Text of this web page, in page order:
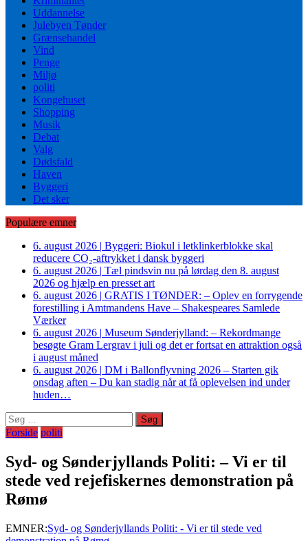
Uddannelse
Julebyen Tønder
Grænsehandel
Vind
Penge
Miljø
politi
Kongehuset
Shopping
Musik
Debat
Valg
Dødsfald
Haven
Byggeri
Det sker
Populære emner
6. august 2026 | Byggeri: Biokul i letklinkerblokke skal
reducere CO₂-aftrykket i dansk byggeri
6. august 2026 | Tæl pindsvin nu på lørdag den 8. august
2026 og hjælp en presset art
6. august 2026 | GRATIS I TØNDER: – Oplev en forrygende
forestilling i Amtmandens Have – Shakespeares Samlede
Værker
6. august 2026 | Museum Sønderjylland: – Rekordmange
besøgte Gram Lergrav i juli og det er fortsat en attraktion også
i august måned
6. august 2026 | DM i Ballonflyvning 2026 – Starten gik
onsdag aften – Du kan stadig når at få oplevelsen ind under
huden…
Søg
efter:
Forside politi
Syd- og Sønderjyllands Politi: – Vi er til
stede ved rejefiskernes demonstration på
Rømø
EMNER:Syd- og Sønderjyllands Politi: - Vi er til stede ved